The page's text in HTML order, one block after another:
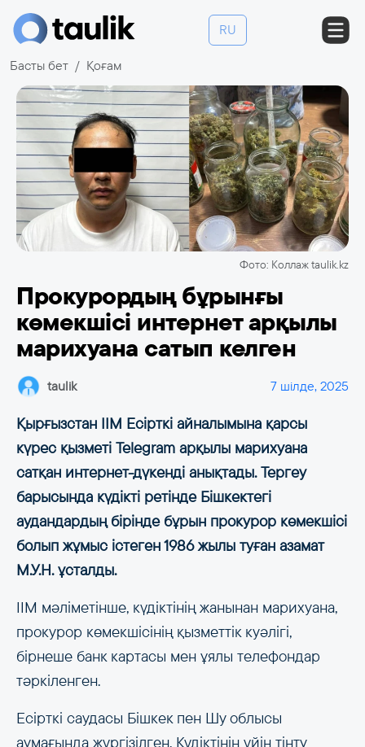
RU
Басты бет Қоғам
Фото: Коллаж taulik.kz
Прокурордың бұрынғы
көмекшісі интернет арқылы
марихуана сатып келген
taulik 7 шілде, 2025
Қырғызстан ІІМ Есірткі айналымына қарсы
күрес қызметі Telegram арқылы марихуана
сатқан интернет-дүкенді анықтады. Тергеу
барысында күдікті ретінде Бішкектегі
аудандардың бірінде бұрын прокурор көмекшісі
болып жұмыс істеген 1986 жылы туған азамат
М.У.Н. ұсталды.
ІІМ мәліметінше, күдіктінің жанынан марихуана,
прокурор көмекшісінің қызметтік куәлігі,
бірнеше банк картасы мен ұялы телефондар
тәркіленген.
Есірткі саудасы Бішкек пен Шу облысы
аумағында жүргізілген. Күдіктінің үйін тінту